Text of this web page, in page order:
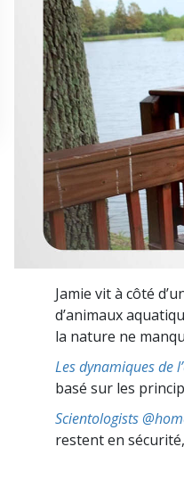
Qu’est-ce que la grandeur ?
Jamie vit à côté
d’animaux
la nature ne
Les dynamiques de
basé sur les
Scientologists
restent en